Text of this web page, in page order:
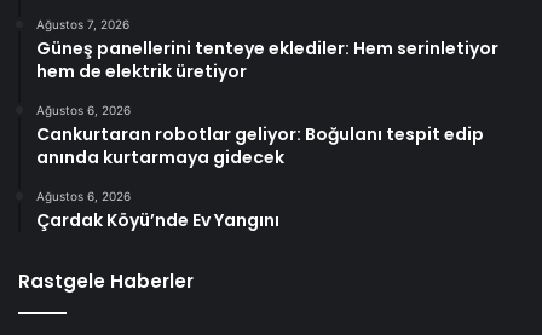
Ağustos 7, 2026
Güneş panellerini tenteye eklediler: Hem serinletiyor
hem de elektrik üretiyor
Ağustos 6, 2026
Cankurtaran robotlar geliyor: Boğulanı tespit edip
anında kurtarmaya gidecek
Ağustos 6, 2026
Çardak Köyü’nde Ev Yangını
Rastgele Haberler